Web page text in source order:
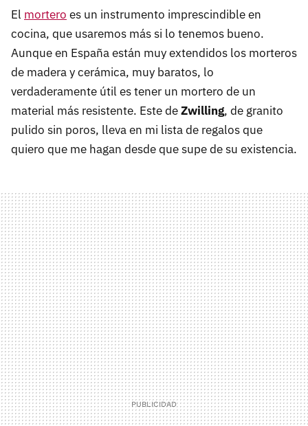
El mortero es un instrumento imprescindible en
cocina, que usaremos más si lo tenemos bueno.
Aunque en España están muy extendidos los morteros
de madera y cerámica, muy baratos, lo
verdaderamente útil es tener un mortero de un
material más resistente. Este deZwilling, de granito
pulido sin poros, lleva en mi lista de regalos que
quiero que me hagan desde que supe de su existencia.